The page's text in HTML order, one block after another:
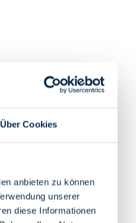
Über Cookies
anbieten zu können
unserer
diese Informationen